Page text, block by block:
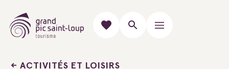
ACTIVITÉS ET LOISIRS